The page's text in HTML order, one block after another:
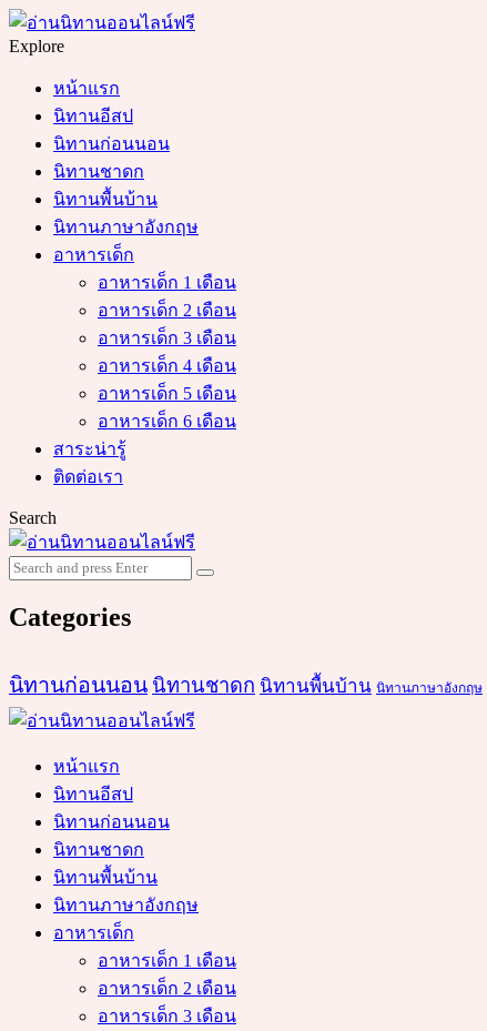
Menu
Search
Explore
หน้าแรก
นิทานอีสป
นิทานก่อนนอน
นิทานชาดก
นิทานพื้นบ้าน
นิทานภาษาอังกฤษ
อาหารเด็ก
อาหารเด็ก 1 เดือน
อาหารเด็ก 2 เดือน
อาหารเด็ก 3 เดือน
อาหารเด็ก 4 เดือน
อาหารเด็ก 5 เดือน
อาหารเด็ก 6 เดือน
สาระน่ารู้
ติดต่อเรา
Search
Search
for:
Search
Categories
นิทานก่อนนอน นิทานชาดก นิทานพื้นบ้าน นิทานภาษาอังกฤษ
หน้าแรก
นิทานอีสป
นิทานก่อนนอน
นิทานชาดก
นิทานพื้นบ้าน
นิทานภาษาอังกฤษ
อาหารเด็ก
อาหารเด็ก 1 เดือน
อาหารเด็ก 2 เดือน
อาหารเด็ก 3 เดือน